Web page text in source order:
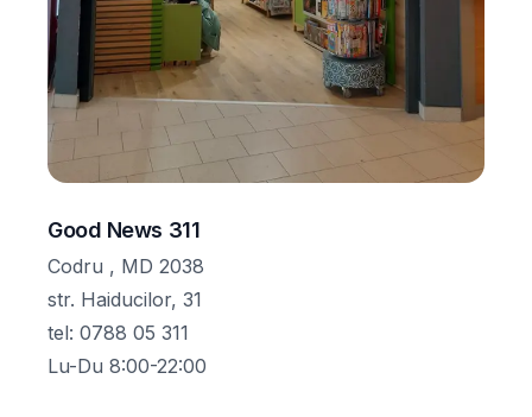
Good News 311
Codru , MD 2038
str. Haiducilor, 31
tel: 0788 05 311
Lu-Du 8:00-22:00